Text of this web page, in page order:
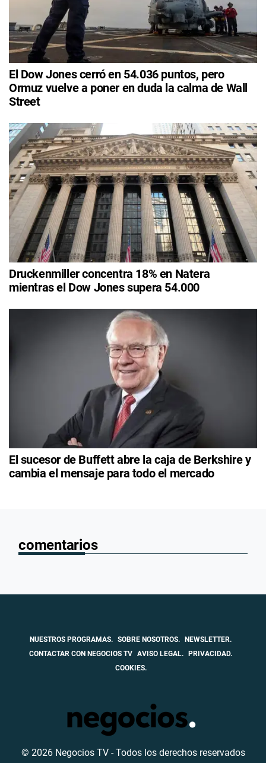
El Dow Jones cerró en 54.036 puntos, pero
Ormuz vuelve a poner en duda la calma de Wall
Street
Druckenmiller concentra 18% en Natera
mientras el Dow Jones supera 54.000
El sucesor de Buffett abre la caja de Berkshire y
cambia el mensaje para todo el mercado
comentarios
NUESTROS PROGRAMAS. SOBRE NOSOTROS.
NEWSLETTER.
CONTACTAR CON NEGOCIOS TV AVISO LEGAL.
PRIVACIDAD.
COOKIES.
© 2026 Negocios TV - Todos los derechos reservados